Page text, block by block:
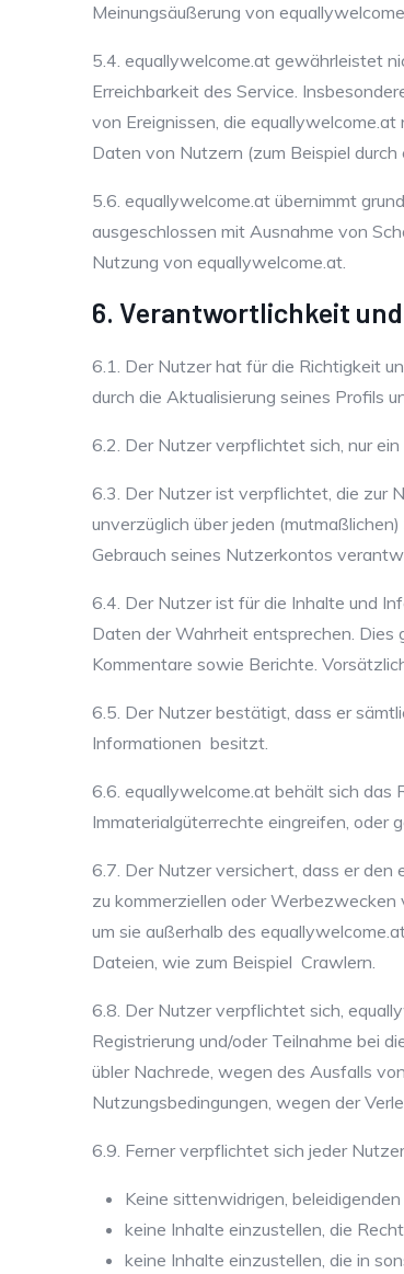
Meinungsäußerung von
5.4. equallywelcome.at gewährleistet
Erreichbarkeit des Service.
von Ereignissen, die
Daten von Nutzern (zum Beispiel
5.6. equallywelcome.at übernimmt
ausgeschlossen mit Ausnahme von
Nutzung von equallywelcome.at.
6. Verantwortlichkeit
6.1. Der Nutzer hat für die Richtigkeit
durch die Aktualisierung seines Profils
6.2. Der Nutzer verpflichtet sich, nur
6.3. Der Nutzer ist verpflichtet, die zur
unverzüglich über jeden
Gebrauch seines Nutzerkontos
6.4. Der Nutzer ist für die Inhalte und
Daten der Wahrheit entsprechen. Dies
Kommentare sowie Berichte.
6.5. Der Nutzer bestätigt, dass er
Informationen besitzt.
6.6. equallywelcome.at behält sich das
Immaterialgüterrechte eingreifen, oder
6.7. Der Nutzer versichert, dass er
zu kommerziellen oder Werbezwecken
um sie außerhalb des
Dateien, wie zum Beispiel Crawlern.
6.8. Der Nutzer verpflichtet sich,
Registrierung und/oder Teilnahme bei
übler Nachrede, wegen des Ausfalls
Nutzungsbedingungen, wegen der
6.9. Ferner verpflichtet sich jeder
Keine sittenwidrigen,
keine Inhalte einzustellen, die
keine Inhalte einzustellen, die in